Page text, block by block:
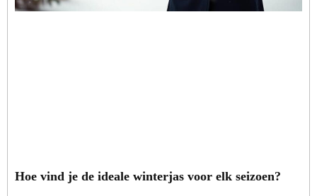
Hoe vind je de ideale winterjas voor elk seizoen?